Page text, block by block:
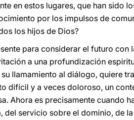
en estos lugares, que han sido
por los impulsos de
los hijos de Dios?
para considerar el futuro con
a una profundización
llamamiento al diálogo, quiere
difícil y a veces doloroso, un
Ahora es precisamente cuando
servicio sobre el dominio, de